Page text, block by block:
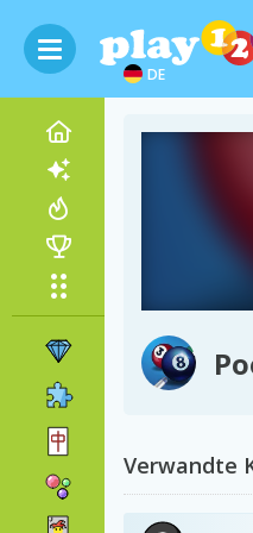
DE
Verwandte